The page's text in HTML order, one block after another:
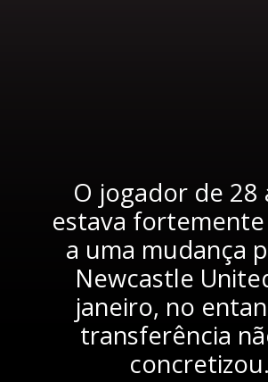
O jogador de 28
estava
a uma mudança
Newcastle
janeiro, no
transferência
concretizou.